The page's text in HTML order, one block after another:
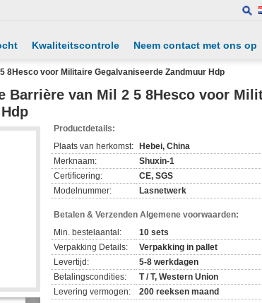
Kwaliteitscontrole Neem contact met ons op
8Hesco voor Militaire Gegalvaniseerde Zandmuur Hdp
Barrière van Mil 2 5 8Hesco voor
Productdetails:
Plaats van herkomst:
Hebei, China
Merknaam:
Shuxin-1
Certificering:
CE, SGS
Modelnummer:
Lasnetwerk
Betalen & Verzenden Algemene voorwaarden:
Min. bestelaantal:
10 sets
Verpakking Details:
Verpakking in pallet
Levertijd:
5-8 werkdagen
Betalingscondities:
T / T, Western Union
Levering vermogen:
200 reeksen maand